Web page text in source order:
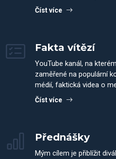
Číst více
Fakta vítězí
YouTube kanál, na
zaměřené na populární
médií, faktická videa o
Číst více
Přednášky
Mým cílem je přiblížit